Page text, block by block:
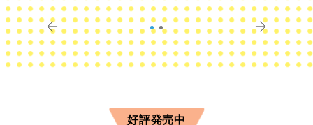
きに
すか？
好評発売中